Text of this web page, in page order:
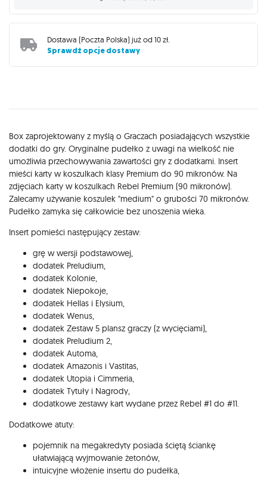
Dostawa (Poczta Polska) już od 10 zł
Sprawdź opcje dostawy
Opis
Box zaprojektowany z myślą o Graczach posiadających wszystkie
dodatki do gry. Oryginalne pudełko z uwagi na wielkość nie
umożliwia przechowywania zawartości gry z dodatkami. Insert
mieści karty w koszulkach klasy Premium do 90 mikronów. Na
zdjęciach karty w koszulkach Rebel Premium (90 mikronów).
Zalecamy używanie koszulek "medium" o grubości 70 mikronów.
Pudełko zamyka się całkowicie bez unoszenia wieka.
Insert pomieści następujący zestaw:
grę w wersji podstawowej,
dodatek Preludium,
dodatek Kolonie,
dodatek Niepokoje,
dodatek Hellas i Elysium,
dodatek Wenus,
dodatek Zestaw 5 plansz graczy (z wycięciami),
dodatek Preludium 2,
dodatek Automa,
dodatek Amazonis i Vastitas,
dodatek Utopia i Cimmeria,
dodatek Tytuły i Nagrody,
dodatkowe zestawy kart wydane przez Rebel #1 do #11.
Dodatkowe atuty:
pojemnik na megakredyty posiada ściętą ściankę
ułatwiającą wyjmowanie żetonów,
intuicyjne włożenie insertu do pudełka,